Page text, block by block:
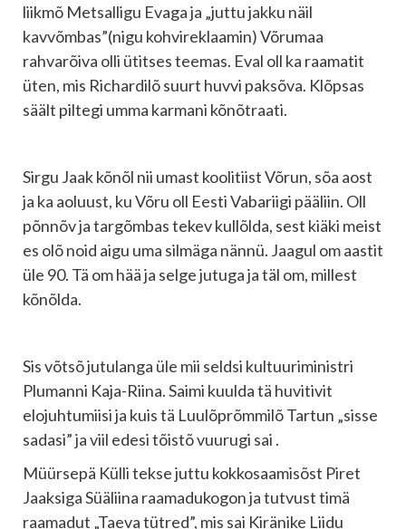
liikmõ Metsalligu Evaga ja „juttu jakku näil
kavvõmbas”(nigu kohvireklaamin) Võrumaa
rahvarõiva olli ütitses teemas. Eval oll ka raamatit
üten, mis Richardilõ suurt huvvi paksõva. Klõpsas
säält piltegi umma karmani kõnõtraati.
Sirgu Jaak kõnõl nii umast koolitiist Võrun, sõa aost
ja ka aoluust, ku Võru oll Eesti Vabariigi pääliin. Oll
põnnõv ja targõmbas tekev kullõlda, sest kiäki meist
es olõ noid aigu uma silmäga nännü. Jaagul om aastit
üle 90. Tä om hää ja selge jutuga ja täl om, millest
kõnõlda.
Sis võtsõ jutulanga üle mii seldsi kultuuriministri
Plumanni Kaja-Riina. Saimi kuulda tä huvitivit
elojuhtumiisi ja kuis tä Luulõprõmmilõ Tartun „sisse
sadasi” ja viil edesi tõistõ vuurugi sai .
Müürsepä Külli tekse juttu kokkosaamisõst Piret
Jaaksiga Süäliina raamadukogon ja tutvust timä
raamadut „Taeva tütred”, mis sai Kiränike Liidu